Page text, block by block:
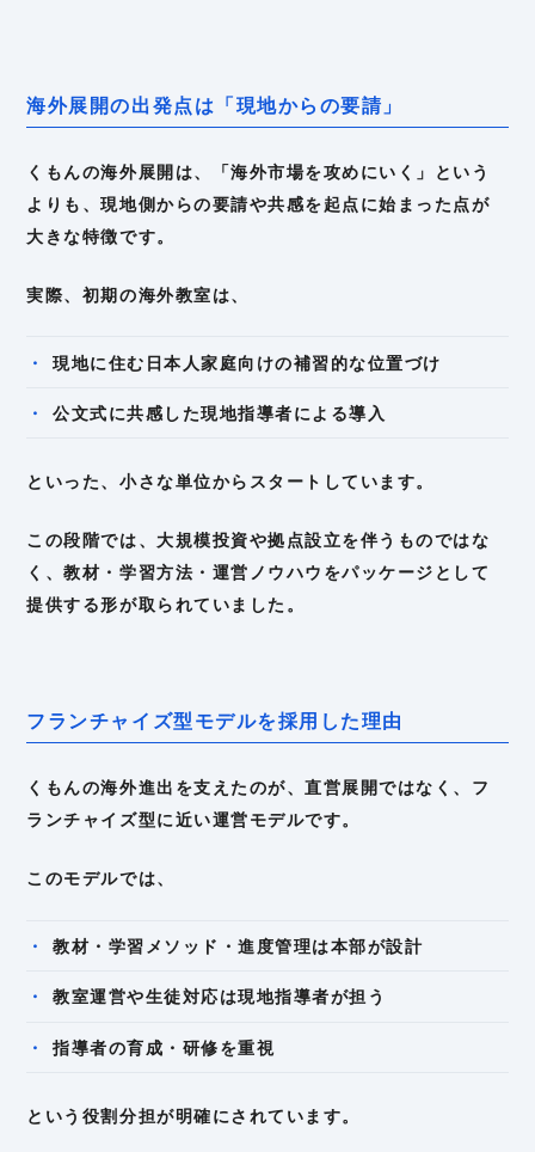
海外展開の出発点は「現地からの要請」
くもんの海外展開は、「海外市場を攻めにいく」という
よりも、現地側からの要請や共感を起点に始まった点が
大きな特徴です。
実際、初期の海外教室は、
現地に住む日本人家庭向けの補習的な位置づけ
公文式に共感した現地指導者による導入
といった、小さな単位からスタートしています。
この段階では、大規模投資や拠点設立を伴うものではな
く、教材・学習方法・運営ノウハウをパッケージとして
提供する形が取られていました。
フランチャイズ型モデルを採用した理由
くもんの海外進出を支えたのが、直営展開ではなく、フ
ランチャイズ型に近い運営モデルです。
このモデルでは、
教材・学習メソッド・進度管理は本部が設計
教室運営や生徒対応は現地指導者が担う
指導者の育成・研修を重視
という役割分担が明確にされています。